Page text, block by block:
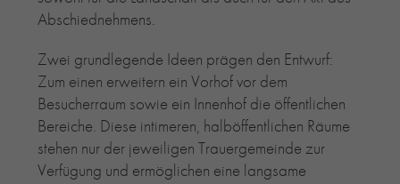
Abschiednehmens.
Zwei grundlegende Ideen prägen den Entwurf:
Zum einen erweitern ein Vorhof vor dem
Besucherraum sowie ein Innenhof die öffentlichen
Bereiche. Diese intimeren, halböffentlichen Räume
stehen nur der jeweiligen Trauergemeinde zur
Verfügung und ermöglichen eine langsame